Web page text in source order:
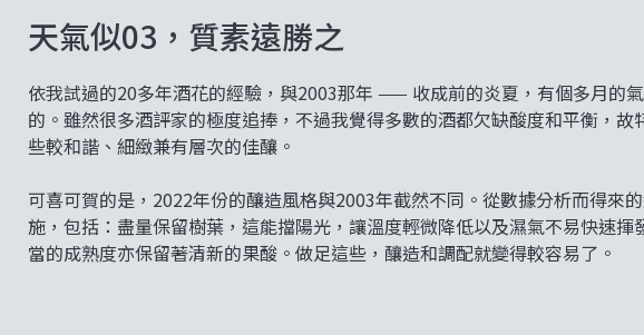
天氣似03，質素遠勝之
依我試過的20多年酒花的經驗，與2003那年 —— 收成前的炎夏，有個多月的
的。雖然很多酒評家的極度追捧，不過我覺得多數的酒都欠缺酸度和平衡，
些較和諧、細緻兼有層次的佳釀。
可喜可賀的是，2022年份的釀造風格與2003年截然不同。從數據分析而得來
施，包括：盡量保留樹葉，這能擋陽光，讓溫度輕微降低以及濕氣不易快速
當的成熟度亦保留著清新的果酸。做足這些，釀造和調配就變得較容易了。